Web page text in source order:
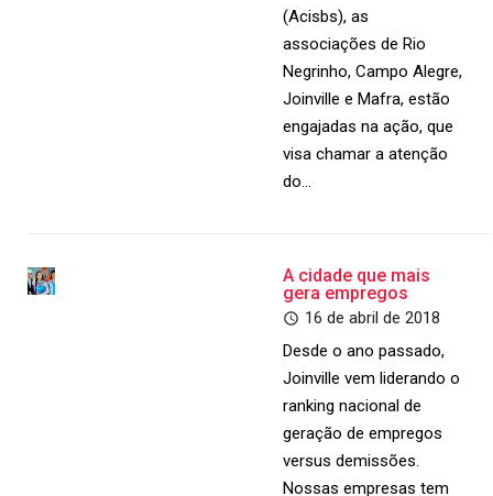
(Acisbs), as
associações de Rio
Negrinho, Campo Alegre,
Joinville e Mafra, estão
engajadas na ação, que
visa chamar a atenção
do…
A cidade que mais
gera empregos
16 de abril de 2018
Desde o ano passado,
Joinville vem liderando o
ranking nacional de
geração de empregos
versus demissões.
Nossas empresas tem